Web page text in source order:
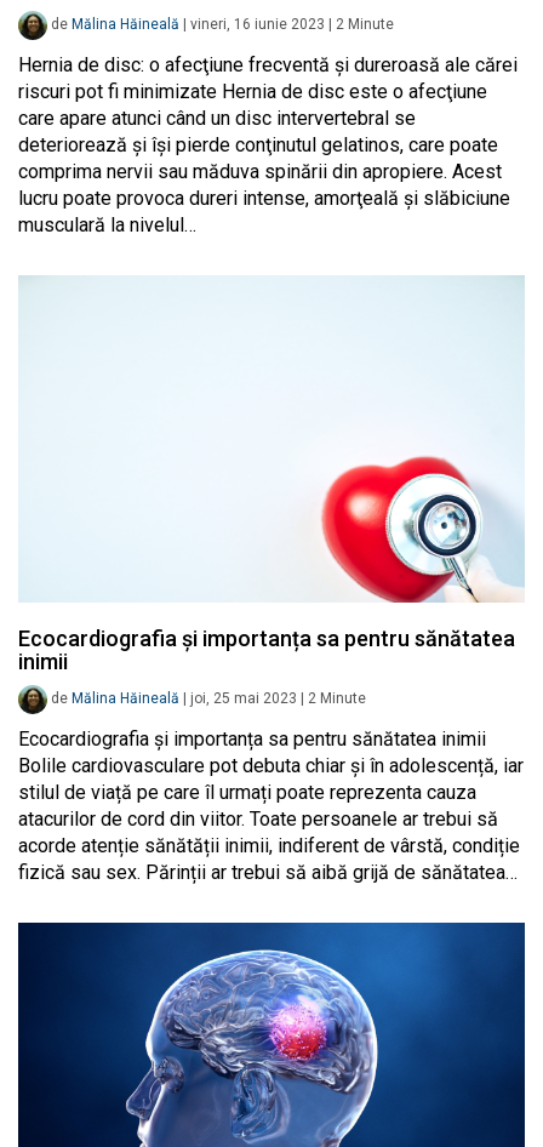
de Mălina Hăineală vineri, 16 iunie 2023 2 Minute
Hernia de disc: o afecţiune frecventă şi dureroasă ale cărei
riscuri pot fi minimizate Hernia de disc este o afecţiune
care apare atunci când un disc intervertebral se
deteriorează şi îşi pierde conţinutul gelatinos, care poate
comprima nervii sau măduva spinării din apropiere. Acest
lucru poate provoca dureri intense, amorţeală şi slăbiciune
musculară la nivelul…
Ecocardiografia și importanța sa pentru sănătatea
inimii
de Mălina Hăineală joi, 25 mai 2023 2 Minute
Ecocardiografia și importanța sa pentru sănătatea inimii
Bolile cardiovasculare pot debuta chiar și în adolescență, iar
stilul de viață pe care îl urmați poate reprezenta cauza
atacurilor de cord din viitor. Toate persoanele ar trebui să
acorde atenție sănătății inimii, indiferent de vârstă, condiție
fizică sau sex. Părinții ar trebui să aibă grijă de sănătatea…